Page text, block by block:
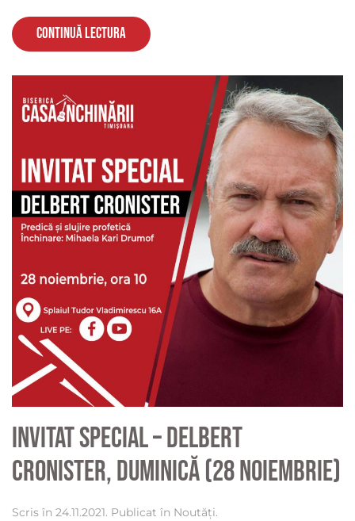
Continuă lectura
Invitat special – Delbert
Cronister, duminică (28 noiembrie)
Scris în 24.11.2021. Publicat în Noutăți.